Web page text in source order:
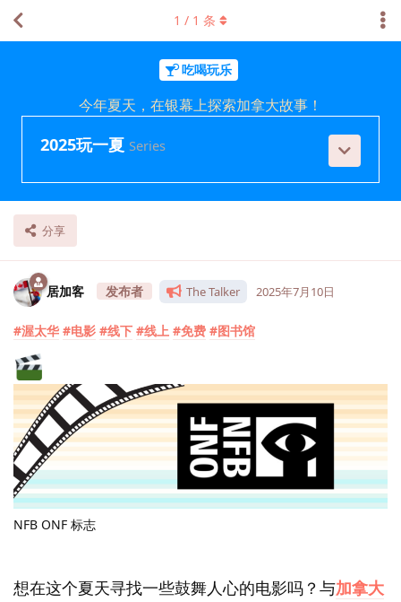
吃喝玩乐
今年夏天，在银幕上探索加拿大故事！
2025玩一夏 Series
分享
1 / 1 条
居加客 The Talker 2025年7月10日
#渥太华 #电影 #线下 #线上 #免费 #图书馆
NFB ONF 标志
想在这个夏天寻找一些鼓舞人心的电影吗？与加拿大